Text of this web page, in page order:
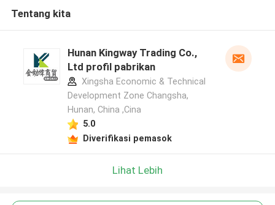
Tentang kita
Hunan Kingway Trading Co.,
Ltd profil pabrikan
Xingsha Economic & Technical
Development Zone Changsha,
Hunan, China ,Cina
5.0
Diverifikasi pemasok
Lihat Lebih